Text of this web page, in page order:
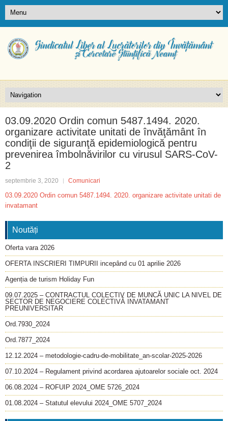
03.09.2020 Ordin comun 5487.1494. 2020.
organizare activitate unitati de învăţământ în
condiţii de siguranţă epidemiologică pentru
prevenirea îmbolnăvirilor cu virusul SARS-CoV-
2
septembrie 3, 2020 Comunicari
03.09.2020 Ordin comun 5487.1494. 2020. organizare activitate unitati de
invatamant
Noutăți
Oferta vara 2026
OFERTA INSCRIERI TIMPURII incepând cu 01 aprilie 2026
Agenția de turism Holiday Fun
09.07.2025 – CONTRACTUL COLECTIV DE MUNCĂ UNIC LA NIVEL DE
SECTOR DE NEGOCIERE COLECTIVĂ INVATAMANT
PREUNIVERSITAR
Ord.7930_2024
Ord.7877_2024
12.12.2024 – metodologie-cadru-de-mobilitate_an-scolar-2025-2026
07.10.2024 – Regulament privind acordarea ajutoarelor sociale oct. 2024
06.08.2024 – ROFUIP 2024_OME 5726_2024
01.08.2024 – Statutul elevului 2024_OME 5707_2024